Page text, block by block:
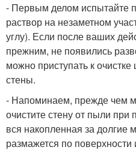
- Первым делом испытайте
раствор на незаметном
углу). Если после ваших
прежним, не появились
можно приступать к
стены.
- Напоминаем, прежде чем
очистите стену от пыли
вся накопленная за долгие
размажется по